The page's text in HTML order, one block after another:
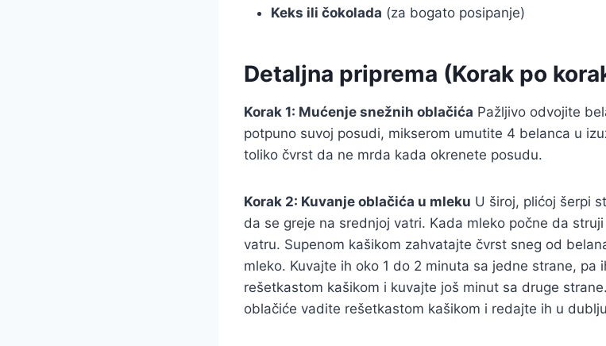
Keks ili čokolada (za bogato posipanje)
Detaljna priprema (Korak po
Korak 1: Mućenje snežnih oblačića Pažljivo odvojite
potpuno suvoj posudi, mikserom umutite 4 belanca u
toliko čvrst da ne mrda kada okrenete posudu.
Korak 2: Kuvanje oblačića u mleku U široj, plićoj šerpi
da se greje na srednjoj vatri. Kada mleko počne da
vatru. Supenom kašikom zahvatajte čvrst sneg od
mleko. Kuvajte ih oko 1 do 2 minuta sa jedne strane, pa
rešetkastom kašikom i kuvajte još minut sa druge
oblačiće vadite rešetkastom kašikom i redajte ih u